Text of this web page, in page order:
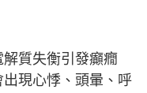
質失衡引發癲癇
現心悸、頭暈、呼